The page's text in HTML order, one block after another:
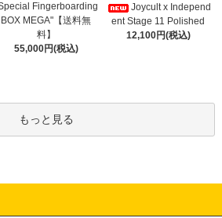
Fingerboarding
BOX MEGA"【送料無
料】
55,000円(税込)
Joycult x Independ
ent Stage 11 Polished
12,100円(税込)
もっと見る